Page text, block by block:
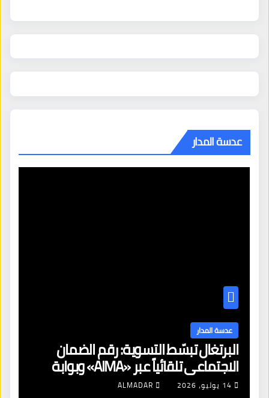
عدسة المدار
عدسة المدار
البرتغال تبسّط التسوية: رقم الضمان
الاجتماعي تلقائياً عبر «AIMA» وبوابة
جديدة لتجديد الإقامات
14 يوليو، 2026 ALMADAR